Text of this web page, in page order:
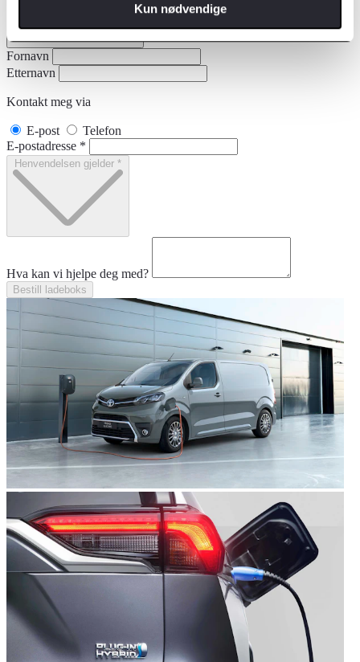
Kun nødvendige
Fornavn
Etternavn
Kontakt meg via
E-post
Telefon
E-postadresse *
Henvendelsen gjelder *
Hva kan vi hjelpe deg med?
Bestill ladeboks